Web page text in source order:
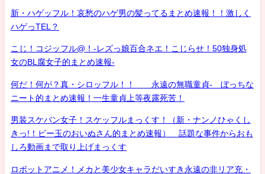
新・ハゲッフル！哀愁のハゲ男の髪ってるまとめ速報！！激しく
ハゲっTEL？
こじ！コジッフル@！-レズっ娘百合ネエ！こじらせ！50独身処
女のBL腐女子的まとめ速報-
何だ！何が？真・シロッフル！！ 永遠の無職童貞- ぼっちな
ニート的まとめ速報！一生童貞上等夜露死苦！
男装スケバン女子！スケッフルまっくす！（新・ナンノひゃくし
きっ!！ビー玉のおいぬさん的まとめ速報） 話題な事件からおも
しろ動画まで取り上げまっくす
ロボットアニメ！メカと美少女キャラだいすき永遠の非リア充・